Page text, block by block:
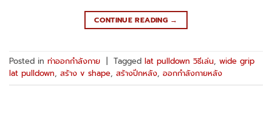
CONTINUE READING →
Posted in ท่าออกกำลังกาย Tagged lat pulldown วิธีเล่น, wide grip
lat pulldown, สร้าง v shape, สร้างปีกหลัง, ออกกำลังกายหลัง